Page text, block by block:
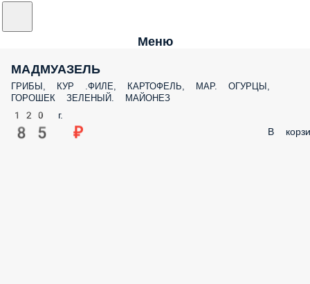
Меню
МАДМУАЗЕЛЬ
ГРИБЫ, КУР .ФИЛЕ, КАРТОФЕЛЬ, МАР. ОГУРЦЫ,
ГОРОШЕК ЗЕЛЕНЫЙ. МАЙОНЕЗ
120 г.
85 ₽ В